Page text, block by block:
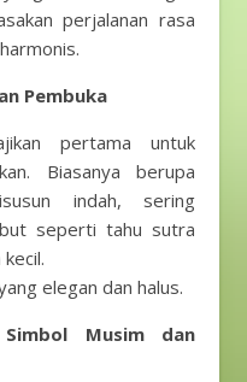
perjalanan rasa
Pembuka
pertama untuk
Biasanya berupa
indah, sering
seperti tahu sutra
elegan dan halus.
Musim dan